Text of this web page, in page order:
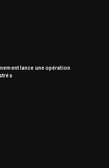
lance une opération